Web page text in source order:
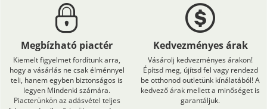
Megbízható piactér
Kiemelt figyelmet fordítunk arra,
hogy a vásárlás ne csak élménnyel
teli, hanem egyben biztonságos is
legyen Mindenki számára.
Piacterünkön az adásvétel teljes
Kedvezményes árak
Vásárolj kedvezményes árakon!
Építsd meg, újítsd fel vagy rendezd
be otthonod outletünk kínálatából! A
kedvező árak mellett a minőséget is
garantáljuk.